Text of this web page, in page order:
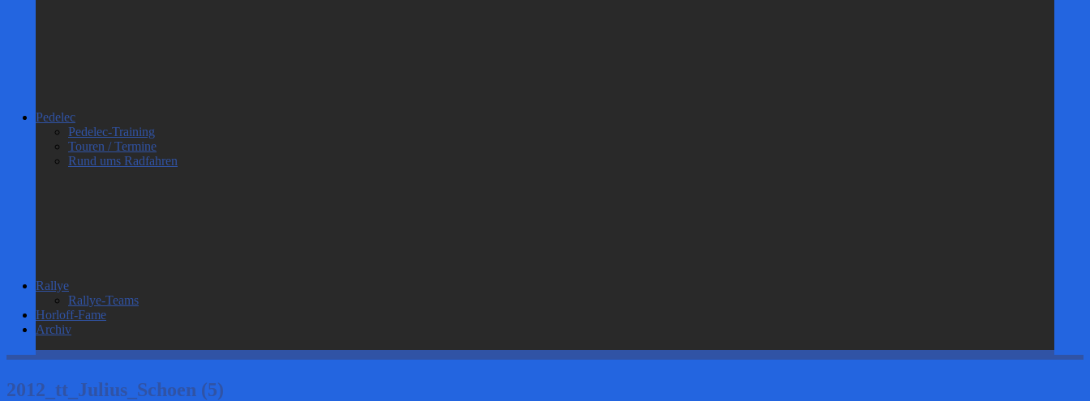
Pedelec
Pedelec-Training
Touren / Termine
Rund ums Radfahren
Rallye
Rallye-Teams
Horloff-Fame
Archiv
2012_tt_Julius_Schoen (5)